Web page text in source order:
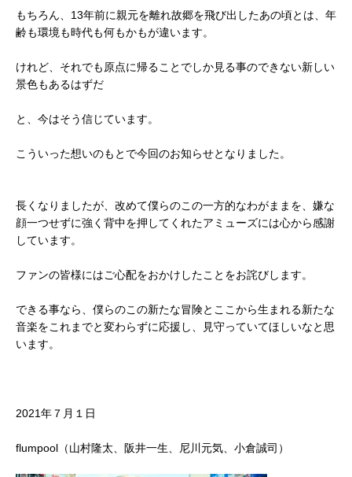
もちろん、13年前に親元を離れ故郷を飛び出したあの頃とは、年
齢も環境も時代も何もかもが違います。
けれど、それでも原点に帰ることでしか見る事のできない新しい
景色もあるはずだ
と、今はそう信じています。
こういった想いのもとで今回のお知らせとなりました。
長くなりましたが、改めて僕らのこの一方的なわがままを、嫌な
顔一つせずに強く背中を押してくれたアミューズには心から感謝
しています。
ファンの皆様にはご心配をおかけしたことをお詫びします。
できる事なら、僕らのこの新たな冒険とここから生まれる新たな
音楽をこれまでと変わらずに応援し、見守っていてほしいなと思
います。
2021年７月１日
flumpool（山村隆太、阪井一生、尼川元気、小倉誠司）